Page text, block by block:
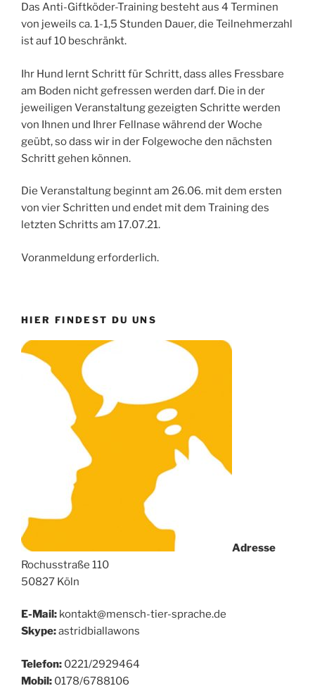
Das Anti-Giftköder-Training besteht aus 4 Terminen
von jeweils ca. 1-1,5 Stunden Dauer, die Teilnehmerzahl
ist auf 10 beschränkt.
Ihr Hund lernt Schritt für Schritt, dass alles Fressbare
am Boden nicht gefressen werden darf. Die in der
jeweiligen Veranstaltung gezeigten Schritte werden
von Ihnen und Ihrer Fellnase während der Woche
geübt, so dass wir in der Folgewoche den nächsten
Schritt gehen können.
Die Veranstaltung beginnt am 26.06. mit dem ersten
von vier Schritten und endet mit dem Training des
letzten Schritts am 17.07.21.
Voranmeldung erforderlich.
HIER FINDEST DU UNS
Adresse
Rochusstraße 110
50827 Köln
E-Mail: kontakt@mensch-tier-sprache.de
Skype:astridbiallawons
Telefon: 0221/2929464
Mobil: 0178/6788106